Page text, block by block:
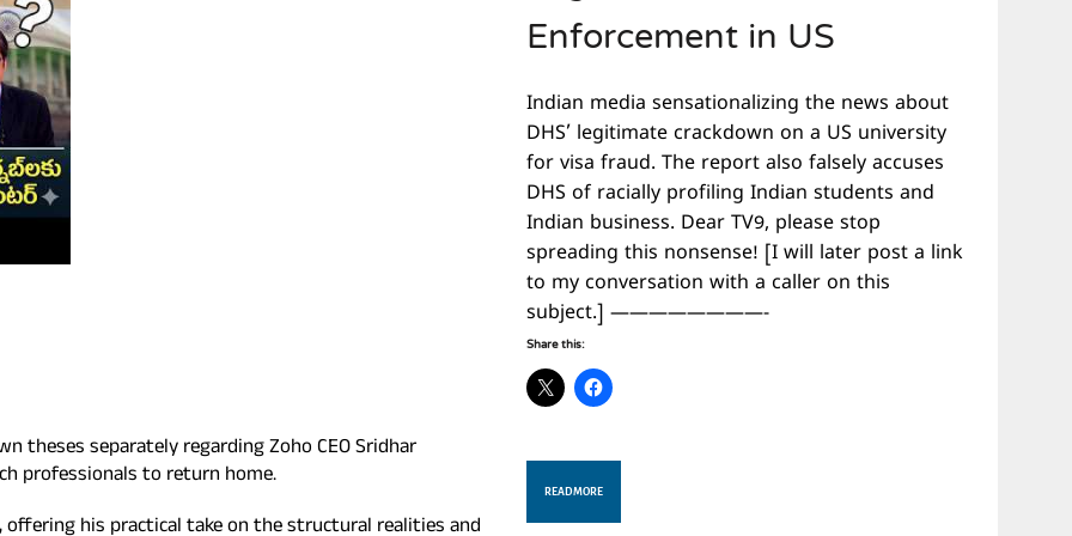
theses separately regarding Zoho CEO Sridhar
professionals to return home.
offering his practical take on the structural realities and
Enforcement in US
Indian media sensationalizing the news about
DHS’ legitimate crackdown on a US university
for visa fraud. The report also falsely accuses
DHS of racially profiling Indian students and
Indian business. Dear TV9, please stop
spreading this nonsense! [I will later post a link
to my conversation with a caller on this
subject.] ————————-
Share this:
READ MORE